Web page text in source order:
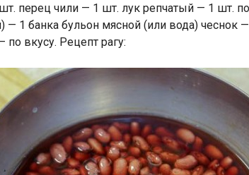
перец чили — 1 шт. лук репчатый — 1 шт.
— 1 банка бульон мясной (или вода) чеснок
по вкусу. Рецепт рагу: